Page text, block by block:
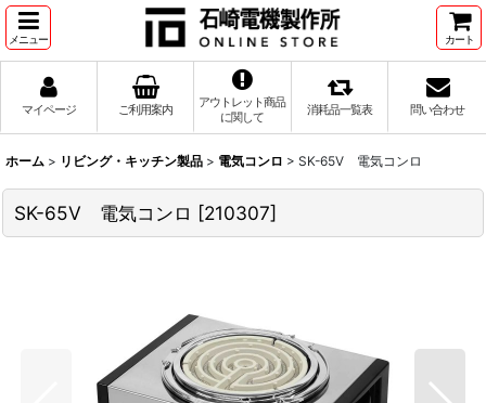
メニュー カート
マイページ ご利用案内
アウトレット商品
に関して
消耗品一覧表 問い合わせ
ホーム > リビング・キッチン製品 > 電気コンロ > SK-65V 電気コンロ
SK-65V 電気コンロ [210307]